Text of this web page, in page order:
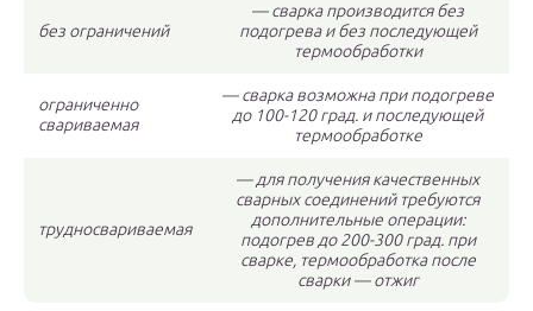
без ограничений
— сварка производится без
подогрева и без последующей
термообработки
ограниченно
свариваемая
— сварка возможна при подогреве
до 100-120 град. и последующей
термообработке
трудносвариваемая
— для получения качественных
сварных соединений требуются
дополнительные операции:
подогрев до 200-300 град. при
сварке, термообработка после
сварки — отжиг